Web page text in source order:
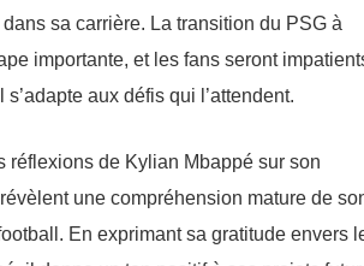
sa carrière. La transition du PSG à
importante, et les fans seront
aux défis qui l’attendent.
réflexions de Kylian Mbappé sur son
une compréhension mature de
En exprimant sa gratitude envers